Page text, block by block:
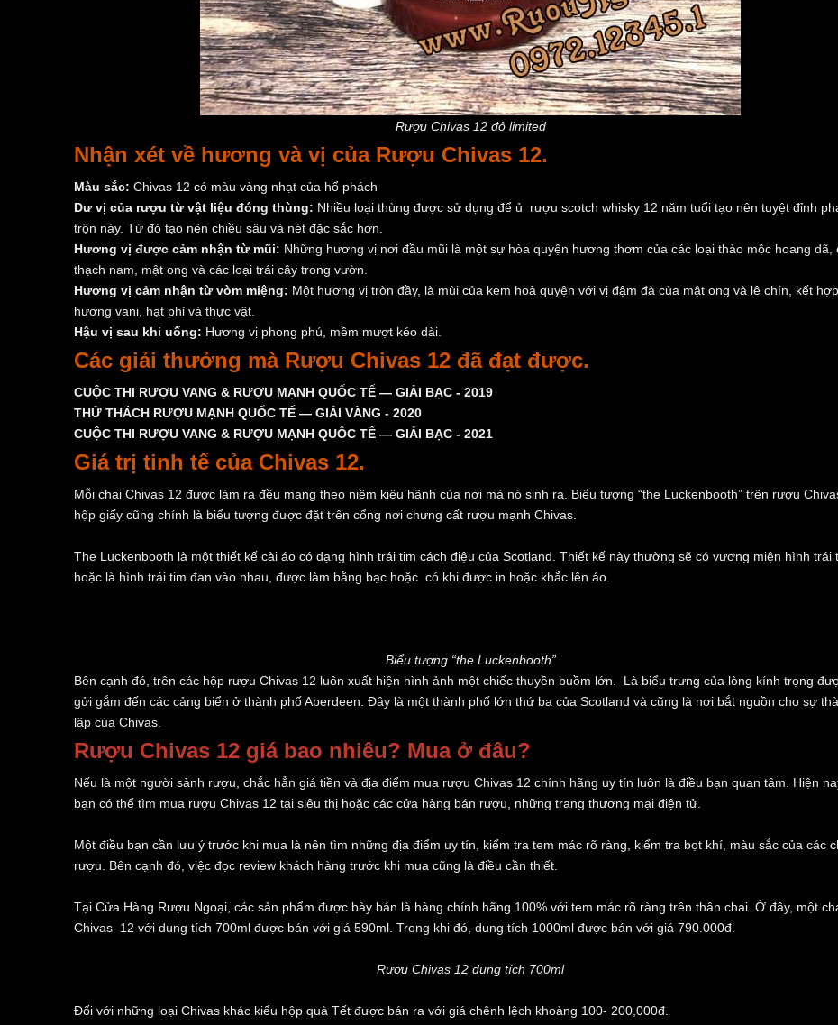
Rượu Chivas 12 đỏ limited
Nhận xét về hương và vị của Rượu Chivas 12.
Màu sắc: Chivas 12 có màu vàng nhạt của hổ phách
Dư vị của rượu từ vật liệu đóng thùng: Nhiều loại thùng được sử dụng để ủ rượu scotch whisky 12 năm tuổi tạo nên tuyệt đỉnh
trộn này. Từ đó tạo nên chiều sâu và nét đặc sắc hơn.
Hương vị được cảm nhận từ mũi: Những hương vị nơi đầu mũi là một sự hòa quyện hương thơm của các loại thảo mộc hoang dã,
thạch nam, mật ong và các loại trái cây trong vườn.
Hương vị cảm nhận từ vòm miệng: Một hương vị tròn đầy, là mùi của kem hoà quyện với vị đậm đà của mật ong và lê chín, kết
hương vani, hạt phỉ và thực vật.
Hậu vị sau khi uống: Hương vị phong phú, mềm mượt kéo dài.
Các giải thưởng mà Rượu Chivas 12 đã đạt được.
CUỘC THI RƯỢU VANG & RƯỢU MẠNH QUỐC TẾ — GIẢI BẠC - 2019
THỬ THÁCH RƯỢU MẠNH QUỐC TẾ — GIẢI VÀNG - 2020
CUỘC THI RƯỢU VANG & RƯỢU MẠNH QUỐC TẾ — GIẢI BẠC - 2021
Giá trị tinh tế của Chivas 12.
Mỗi chai Chivas 12 được làm ra đều mang theo niềm kiêu hãnh của nơi mà nó sinh ra. Biểu tượng “the Luckenbooth” trên rượu
hộp giấy cũng chính là biểu tượng được đặt trên cổng nơi chưng cất rượu mạnh Chivas.
The Luckenbooth là một thiết kế cài áo có dạng hình trái tim cách điệu của Scotland. Thiết kế này thường sẽ có vương miện hình trái
hoặc là hình trái tim đan vào nhau, được làm bằng bạc hoặc có khi được in hoặc khắc lên áo.
Biểu tượng “the Luckenbooth”
Bên cạnh đó, trên các hộp rượu Chivas 12 luôn xuất hiện hình ảnh một chiếc thuyền buồm lớn. Là biểu trưng của lòng kính trọng
gửi gắm đến các cảng biển ở thành phố Aberdeen. Đây là một thành phố lớn thứ ba của Scotland và cũng là nơi bắt nguồn cho sự
lập của Chivas.
Rượu Chivas 12 giá bao nhiêu? Mua ở đâu?
Nếu là một người sành rượu, chắc hẳn giá tiền và địa điểm mua rượu Chivas 12 chính hãng uy tín luôn là điều bạn quan tâm. Hiện
bạn có thể tìm mua rượu Chivas 12 tại siêu thị hoặc các cửa hàng bán rượu, những trang thương mại điện tử.
Một điều bạn cần lưu ý trước khi mua là nên tìm những địa điểm uy tín, kiểm tra tem mác rõ ràng, kiểm tra bọt khí, màu sắc của các
rượu. Bên cạnh đó, việc đọc review khách hàng trước khi mua cũng là điều cần thiết.
Tại Cửa Hàng Rượu Ngoại, các sản phẩm được bày bán là hàng chính hãng 100% với tem mác rõ ràng trên thân chai. Ở đây, một
Chivas 12 với dung tích 700ml được bán với giá 590ml. Trong khi đó, dung tích 1000ml được bán với giá 790.000đ.
Rượu Chivas 12 dung tích 700ml
Đối với những loại Chivas khác kiểu hộp quà Tết được bán ra với giá chênh lệch khoảng 100- 200,000đ.